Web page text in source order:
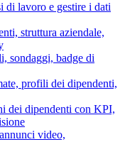
di lavoro e gestire i dati
struttura aziendale,
sondaggi, badge di
profili dei dipendenti,
dei dipendenti con KPI,
video,